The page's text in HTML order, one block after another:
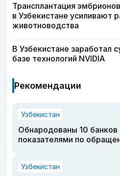
Трансплантация
в Узбекистане усиливают
животноводства
В Узбекистане заработал
базе технологий NVIDIA
Рекомендации
Узбекистан
Обнародованы 10
показателями по
Узбекистан